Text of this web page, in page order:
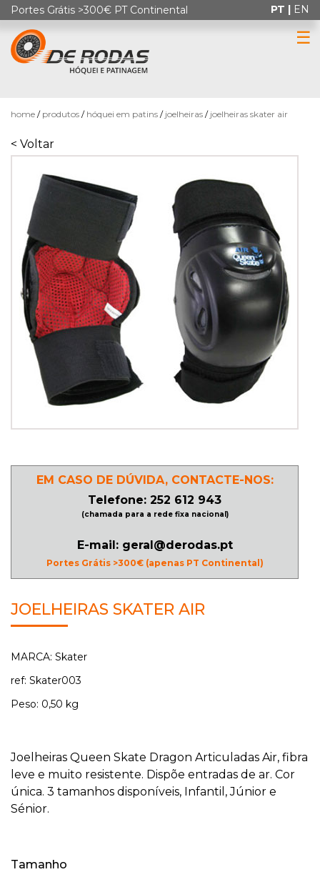
Portes Grátis >300€ PT Continental
HÓQUEI
EM
PATINS
PATINAGEM
PATINAGEM
NO
GELO
DERBY
SKATES
☰
PT | EN
home produtos hóquei em patins joelheiras joelheiras skater air
< Voltar
EM CASO DE DÚVIDA, CONTACTE-NOS:
Telefone: 252 612 943
(chamada para a rede fixa nacional)
E-mail: geral@derodas.pt
Portes Grátis >300€ (apenas PT Continental)
JOELHEIRAS SKATER AIR
MARCA: Skater
ref: Skater003
Peso: 0,50 kg
Joelheiras Queen Skate Dragon Articuladas Air, fibra
leve e muito resistente. Dispõe entradas de ar. Cor
única. 3 tamanhos disponíveis, Infantil, Júnior e
Sénior.
Tamanho